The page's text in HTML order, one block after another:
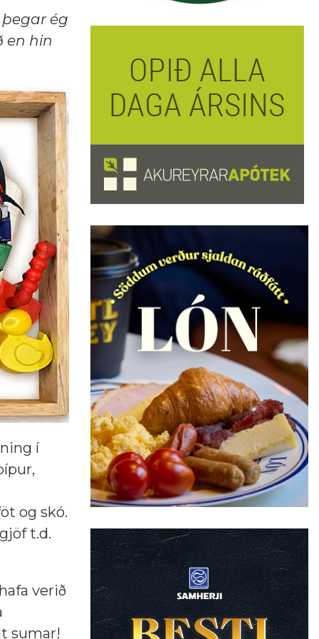
ég
en hin
í
og skó.
t.d.
verið
sumar!